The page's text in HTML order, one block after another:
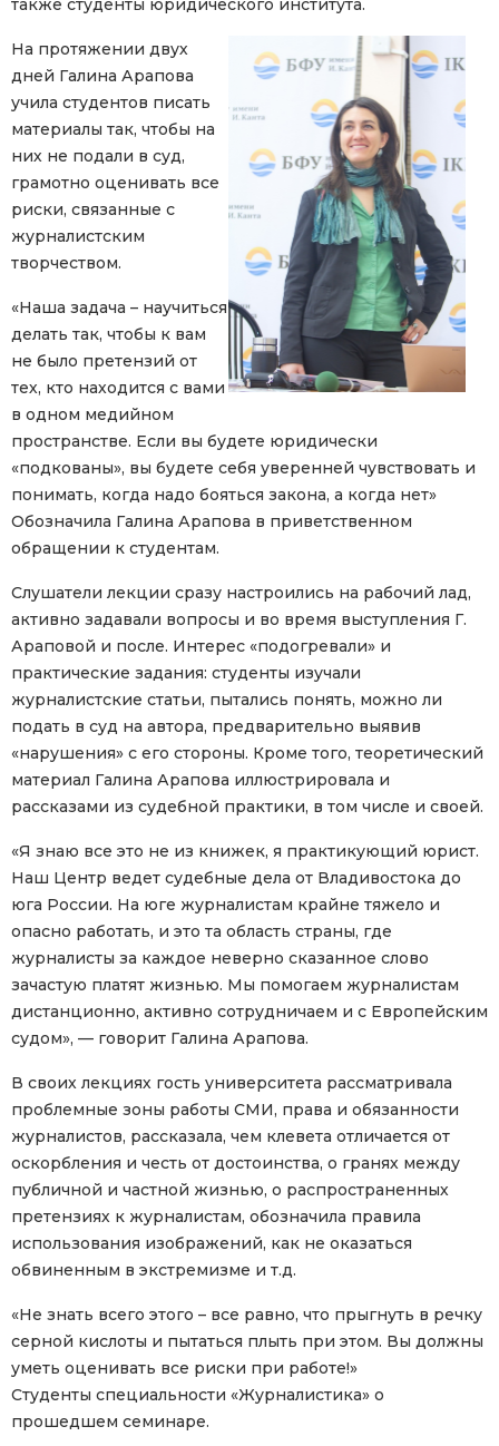
также студенты юридического института.
На протяжении двух
дней Галина Арапова
учила студентов писать
материалы так, чтобы на
них не подали в суд,
грамотно оценивать все
риски, связанные с
журналистским
творчеством.
«Наша задача – научиться
делать так, чтобы к вам
не было претензий от
тех, кто находится с вами
в одном медийном
пространстве. Если вы будете юридически
«подкованы», вы будете себя уверенней чувствовать и
понимать, когда надо бояться закона, а когда нет»
Обозначила Галина Арапова в приветственном
обращении к студентам.
Слушатели лекции сразу настроились на рабочий лад,
активно задавали вопросы и во время выступления Г.
Араповой и после. Интерес «подогревали» и
практические задания: студенты изучали
журналистские статьи, пытались понять, можно ли
подать в суд на автора, предварительно выявив
«нарушения» с его стороны. Кроме того, теоретический
материал Галина Арапова иллюстрировала и
рассказами из судебной практики, в том числе и своей.
«Я знаю все это не из книжек, я практикующий юрист.
Наш Центр ведет судебные дела от Владивостока до
юга России. На юге журналистам крайне тяжело и
опасно работать, и это та область страны, где
журналисты за каждое неверно сказанное слово
зачастую платят жизнью. Мы помогаем журналистам
дистанционно, активно сотрудничаем и с Европейским
судом», — говорит Галина Арапова.
В своих лекциях гость университета рассматривала
проблемные зоны работы СМИ, права и обязанности
журналистов, рассказала, чем клевета отличается от
оскорбления и честь от достоинства, о гранях между
публичной и частной жизнью, о распространенных
претензиях к журналистам, обозначила правила
использования изображений, как не оказаться
обвиненным в экстремизме и т.д.
«Не знать всего этого – все равно, что прыгнуть в речку
серной кислоты и пытаться плыть при этом. Вы должны
уметь оценивать все риски при работе!»
Студенты специальности «Журналистика» о
прошедшем семинаре.